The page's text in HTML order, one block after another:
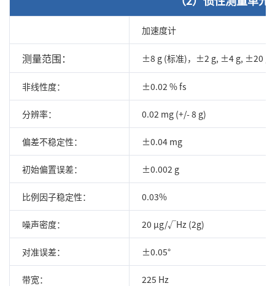
加速度计
测量范围： ±8 g (标准)，±2 g, ±4 g, ±20
非线性度： ±0.02 % fs
分辨率： 0.02 mg (+/- 8 g)
偏差不稳定性： ±0.04 mg
初始偏置误差： ±0.002 g
比例因子稳定性： 0.03%
噪声密度： 20 µg/√Hz (2g)
对准误差： ±0.05°
带宽： 225 Hz